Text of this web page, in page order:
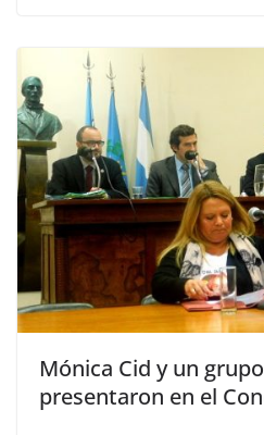
Mónica Cid y un
presentaron en el